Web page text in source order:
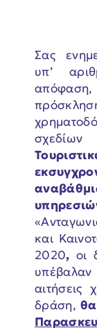
Σας
υπ’
απόφαση,
και
2020, οι
αιτήσεις
δράση,